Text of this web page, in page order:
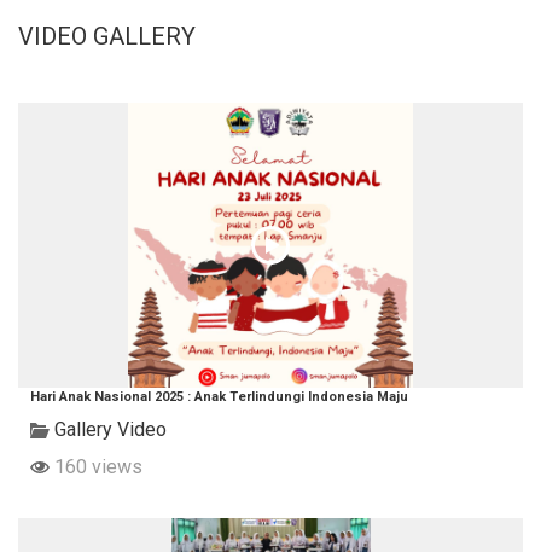
VIDEO GALLERY
Hari Anak Nasional 2025 : Anak Terlindungi Indonesia Maju
Gallery Video
160 views